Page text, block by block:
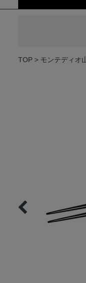
TOP モンテディオ